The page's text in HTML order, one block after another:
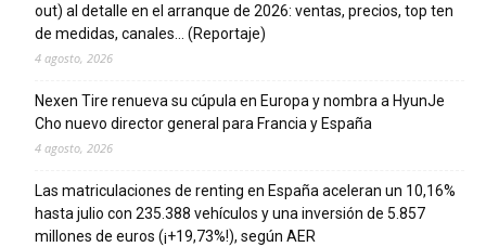
out) al detalle en el arranque de 2026: ventas, precios, top ten
de medidas, canales… (Reportaje)
4 agosto, 2026
Nexen Tire renueva su cúpula en Europa y nombra a HyunJe
Cho nuevo director general para Francia y España
4 agosto, 2026
Las matriculaciones de renting en España aceleran un 10,16%
hasta julio con 235.388 vehículos y una inversión de 5.857
millones de euros (¡+19,73%!), según AER